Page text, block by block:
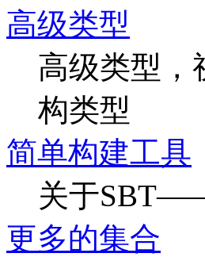
高级类型
高级类型，
构类型
简单构建工具
关于
更多的集合